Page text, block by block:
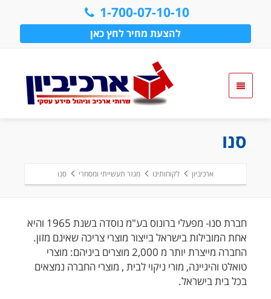
1-700-07-10-10
להצעת מחיר לחץ כאן
סנו
ארכיביון לקוחותינו מגזר תעשייתי ומסחרי סנו
חברת סנו- מפעלי ברונוס בע"מ נוסדה בשנת 1965 והיא
אחת המובילות בישראל בייצור מוצרי צריכה שאינם מזון.
החברה מייצרת יותר מ 2,000 מוצרים ביניהם: מוצרי
טואלט והיגיינה, מורי ניקוי לבית , מוצרי החברה נמצאים
בכל בית בישראל.